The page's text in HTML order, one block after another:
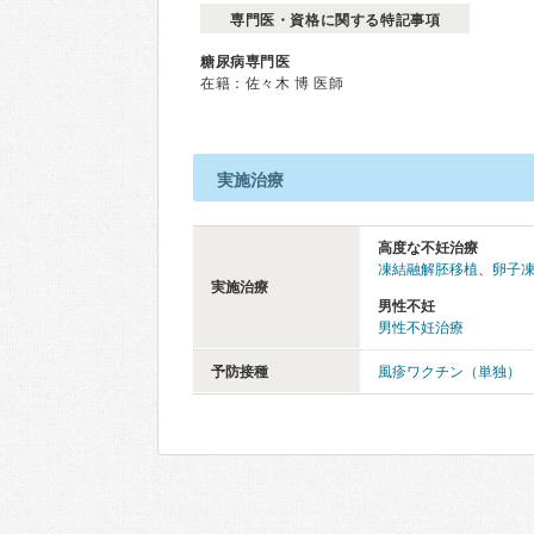
専門医・資格に関する特記事項
糖尿病専門医
在籍：佐々木 博 医師
実施治療
実施治療
高度な不妊治療
凍結融解胚移植、 卵子
男性不妊
男性不妊治療
予防接種 風疹ワクチン（単独）